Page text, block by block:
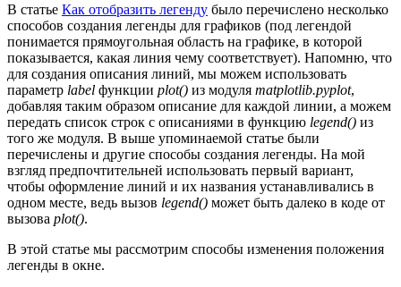
В статье Как отобразить легенду было перечислено несколько
способов создания легенды для графиков (под легендой
понимается прямоугольная область на графике, в которой
показывается, какая линия чему соответствует). Напомню, что
для создания описания линий, мы можем использовать
параметр label функции plot() из модуля matplotlib.pyplot,
добавляя таким образом описание для каждой линии, а можем
передать список строк с описаниями в функцию legend() из
того же модуля. В выше упоминаемой статье были
перечислены и другие способы создания легенды. На мой
взгляд предпочтительней использовать первый вариант,
чтобы оформление линий и их названия устанавливались в
одном месте, ведь вызов legend() может быть далеко в коде от
вызова plot().
В этой статье мы рассмотрим способы изменения положения
легенды в окне.